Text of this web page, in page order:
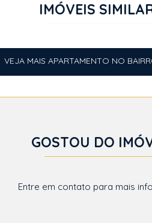
IMÓVEIS
VEJA MAIS APARTAMENTO NO
GOSTOU DO
Entre em contato para mais